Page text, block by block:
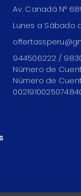
Av. Canadá N°
Lunes a Sábado
944506222 /
Número de
Número de